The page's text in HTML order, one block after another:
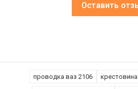
Оставить
проводка ваз 2106